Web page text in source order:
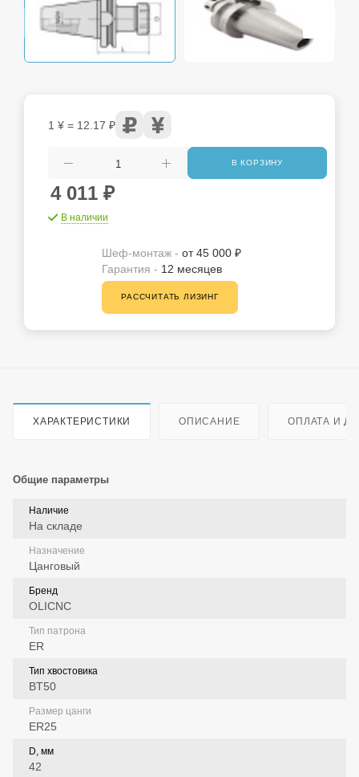
4 011 ₽
В наличии
1 ¥ = 12.17 ₽
В КОРЗИНУ
Шеф-монтаж - от 45 000 ₽
Гарантия - 12 месяцев
РАССЧИТАТЬ ЛИЗИНГ
ХАРАКТЕРИСТИКИ ОПИСАНИЕ ОПЛАТА И
Общие параметры
Наличие
На складе
Назначение
Цанговый
Бренд
OLICNC
Тип патрона
ER
Тип хвостовика
BT50
Размер цанги
ER25
D, мм
42